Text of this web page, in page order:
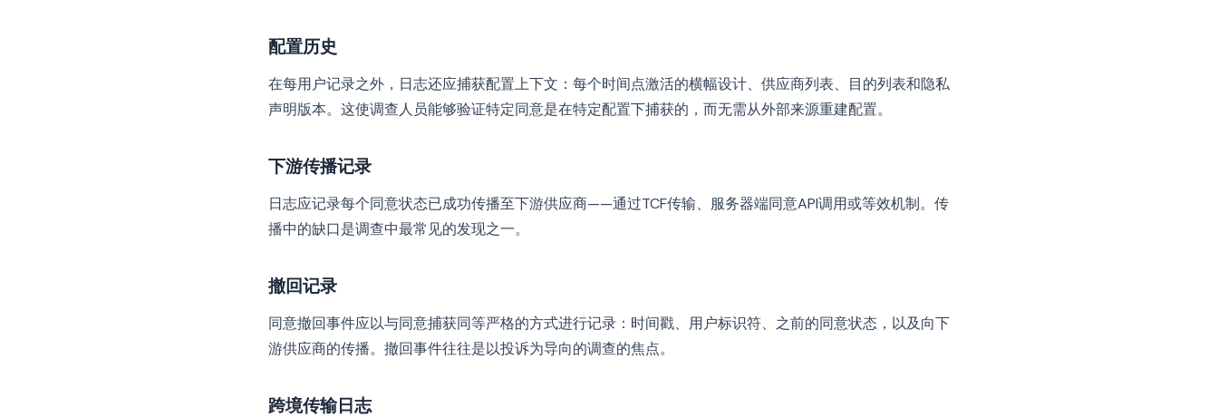
配置历史
在每用户记录之外，日志还应捕获配置上下文：每个时间点激活的横幅设计、供应商列表、目的列表和隐私
声明版本。这使调查人员能够验证特定同意是在特定配置下捕获的，而无需从外部来源重建配置。
下游传播记录
日志应记录每个同意状态已成功传播至下游供应商——通过TCF传输、服务器端同意API调用或等效机制。传
播中的缺口是调查中最常见的发现之一。
撤回记录
同意撤回事件应以与同意捕获同等严格的方式进行记录：时间戳、用户标识符、之前的同意状态，以及向下
游供应商的传播。撤回事件往往是以投诉为导向的调查的焦点。
跨境传输日志